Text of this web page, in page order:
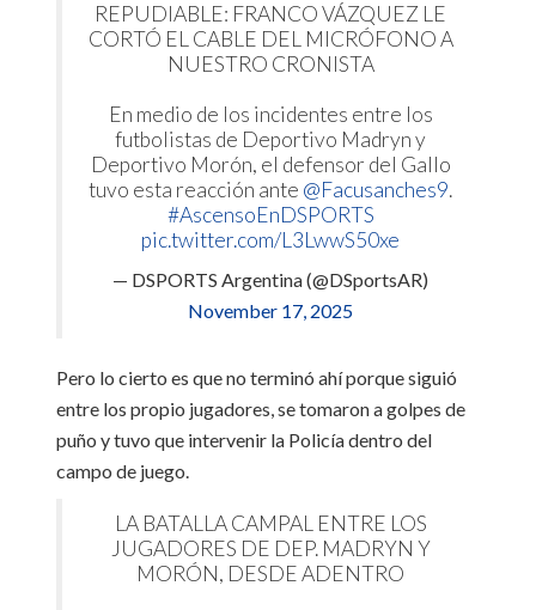
REPUDIABLE: FRANCO VÁZQUEZ LE
CORTÓ EL CABLE DEL MICRÓFONO A
NUESTRO CRONISTA
En medio de los incidentes entre los
futbolistas de Deportivo Madryn y
Deportivo Morón, el defensor del Gallo
tuvo esta reacción ante @Facusanches9.
#AscensoEnDSPORTS
pic.twitter.com/L3LwwS50xe
— DSPORTS Argentina (@DSportsAR)
November 17, 2025
Pero lo cierto es que no terminó ahí porque siguió
entre los propio jugadores, se tomaron a golpes de
puño y tuvo que intervenir la Policía dentro del
campo de juego.
LA BATALLA CAMPAL ENTRE LOS
JUGADORES DE DEP. MADRYN Y
MORÓN, DESDE ADENTRO